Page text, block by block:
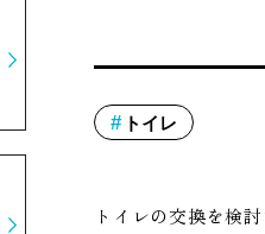
トイレ
トイレの交換を検